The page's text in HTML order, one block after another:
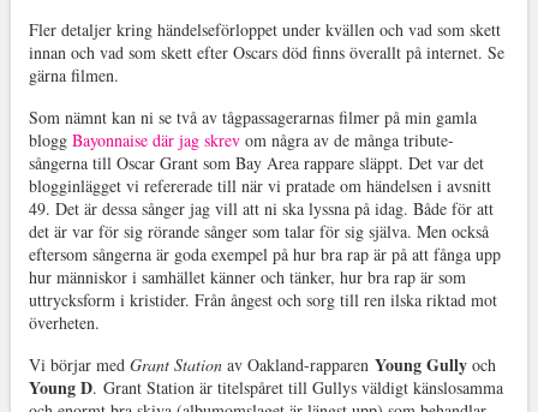
Fler detaljer kring händelseförloppet under kvällen och vad som skett
innan och vad som skett efter Oscars död finns överallt på internet. Se
gärna filmen.
Som nämnt kan ni se två av tågpassagerarnas filmer på min gamla
blogg Bayonnaise där jag skrevom några av de många tribute-
sångerna till Oscar Grant som Bay Area rappare släppt. Det var det
blogginlägget vi refererade till när vi pratade om händelsen i avsnitt
49. Det är dessa sånger jag vill att ni ska lyssna på idag. Både för att
det är var för sig rörande sånger som talar för sig själva. Men också
eftersom sångerna är goda exempel på hur bra rap är på att fånga upp
hur människor i samhället känner och tänker, hur bra rap är som
uttrycksform i kristider. Från ångest och sorg till ren ilska riktad mot
överheten.
Vi börjar med Grant Station av Oakland-rapparen Young Gullyoch
Young D. Grant Station är titelspåret till Gullys väldigt känslosamma